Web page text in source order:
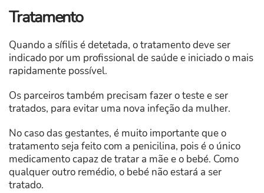
Tratamento
Quando a sífilis é detetada, o tratamento deve ser
indicado por um profissional de saúde e iniciado o mais
rapidamente possível.
Os parceiros também precisam fazer o teste e ser
tratados, para evitar uma nova infeção da mulher.
No caso das gestantes, é muito importante que o
tratamento seja feito com a penicilina, pois é o único
medicamento capaz de tratar a mãe e o bebé. Como
qualquer outro remédio, o bebé não estará a ser
tratado.